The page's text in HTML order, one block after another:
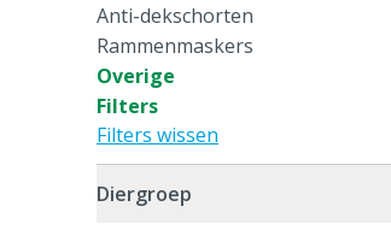
Anti-dekschorten
Rammenmaskers
Overige
Filters
Filters wissen
Diergroep